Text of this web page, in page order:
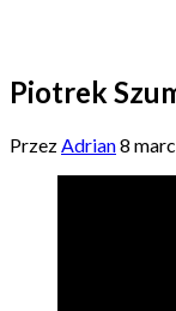
Piotrek
PrzezAdrian8